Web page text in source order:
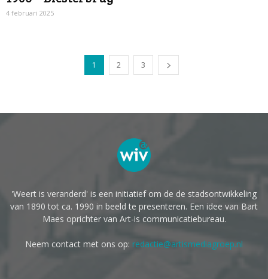
4 februari 2025
1 2 3
'Weert is veranderd' is een initiatief om de de stadsontwikkeling
van 1890 tot ca. 1990 in beeld te presenteren. Een idee van Bart
Maes oprichter van Art-is communicatiebureau.
Neem contact met ons op: redactie@artismediagroep.nl